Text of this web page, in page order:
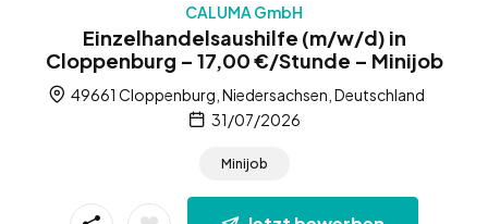
CALUMA GmbH
Einzelhandelsaushilfe (m/w/d) in
Cloppenburg – 17,00 €/Stunde – Minijob
49661 Cloppenburg, Niedersachsen, Deutschland
31/07/2026
Minijob